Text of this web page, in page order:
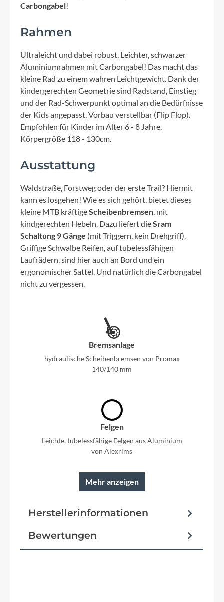
Carbongabel!
Rahmen
Ultraleicht und dabei robust. Leichter, schwarzer
Aluminiumrahmen mit Carbongabel! Das macht das
kleine Rad zu einem wahren Leichtgewicht. Dank der
kindergerechten Geometrie sind Radstand, Einstieg
und der Rad-Schwerpunkt optimal an die Bedürfnisse
der Kids angepasst. Vorbau verstellbar (Flip Flop).
Empfohlen für Kinder im Alter 6 - 8 Jahre.
Körpergröße 118 - 130cm.
Ausstattung
Waldstraße, Forstweg oder der erste Trail? Hiermit
kann es losgehen! Wie es sich gehört, bietet dieses
kleine MTB kräftigeScheibenbremsen, mit
kindgerechten Hebeln. Dazu liefert dieSram
Schaltung 9 Gänge (mit Triggern, kein Drehgriff).
Griffige Schwalbe Reifen, auf tubelessfähigen
Laufrädern, sind hier auch an Bord und ein
ergonomischer Sattel. Und natürlich die Carbongabel
nicht zu vergessen.
Bremsanlage
hydraulische Scheibenbremsen von Promax
140/140 mm
Felgen
Leichte, tubelessfähige Felgen aus Aluminium
von Alexrims
Rahmen
Mehr anzeigen
Herstellerinformationen
Bewertungen